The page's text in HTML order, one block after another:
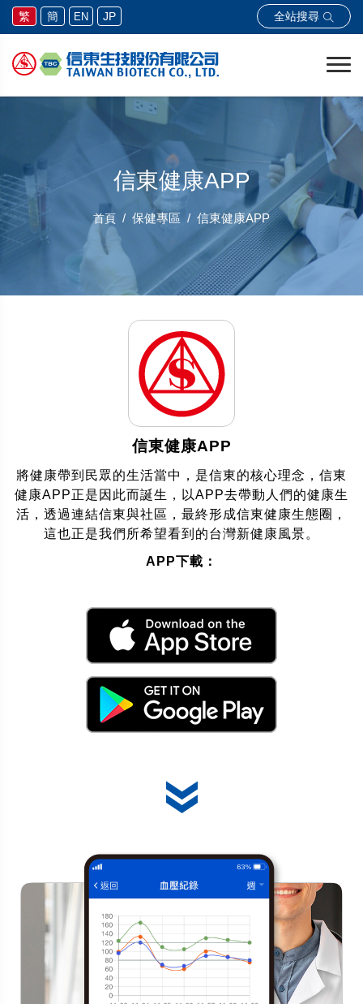
繁 簡 EN JP 全站搜尋
信東健康APP
首頁 保健專區 信東健康APP
信東健康APP
將健康帶到民眾的生活當中，是信東的核心理念，信東
健康APP正是因此而誕生，以APP去帶動人們的健康生
活，透過連結信東與社區，最終形成信東健康生態圈，
這也正是我們所希望看到的台灣新健康風景。
APP下載：